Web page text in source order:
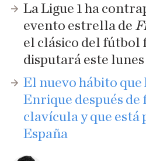
La Ligue 1 ha
evento estrella de
el clásico del fútbol
disputará este lunes
El nuevo hábito que
Enrique después
clavícula y que está
España